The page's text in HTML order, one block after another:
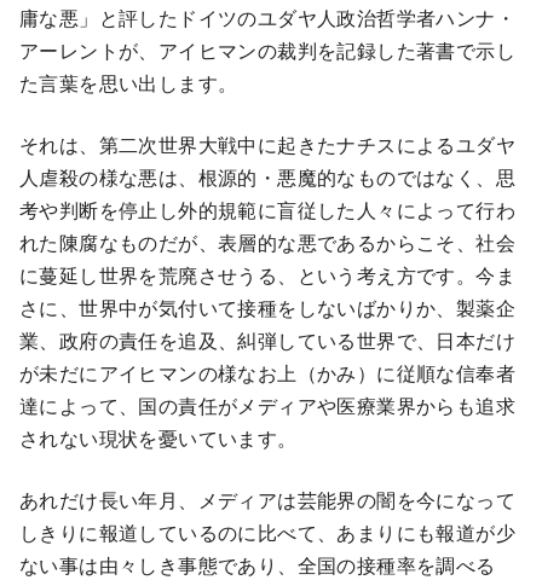
庸な悪」と評したドイツのユダヤ人政治哲学者ハンナ・
アーレントが、アイヒマンの裁判を記録した著書で示し
た言葉を思い出します。
それは、第二次世界大戦中に起きたナチスによるユダヤ
人虐殺の様な悪は、根源的・悪魔的なものではなく、思
考や判断を停止し外的規範に盲従した人々によって行わ
れた陳腐なものだが、表層的な悪であるからこそ、社会
に蔓延し世界を荒廃させうる、という考え方です。今ま
さに、世界中が気付いて接種をしないばかりか、製薬企
業、政府の責任を追及、糾弾している世界で、日本だけ
が未だにアイヒマンの様なお上（かみ）に従順な信奉者
達によって、国の責任がメディアや医療業界からも追求
されない現状を憂いています。
あれだけ長い年月、メディアは芸能界の闇を今になって
しきりに報道しているのに比べて、あまりにも報道が少
ない事は由々しき事態であり、全国の接種率を調べる